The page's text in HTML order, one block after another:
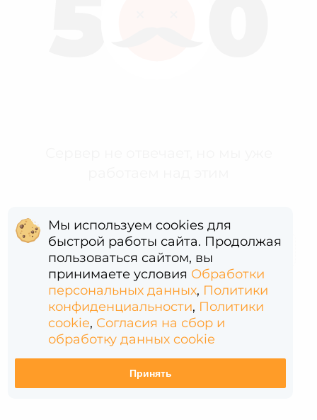
Error: (intermediate value)(intermediate value)(intermediate value).replaceAll is not a function
Мы используем cookies для
быстрой работы сайта. Продолжая
пользоваться сайтом, вы
принимаете условия Обработки
персональных данных, Политики
конфиденциальности, Политики
cookie, Согласия на сбор и
обработку данных cookie
Принять